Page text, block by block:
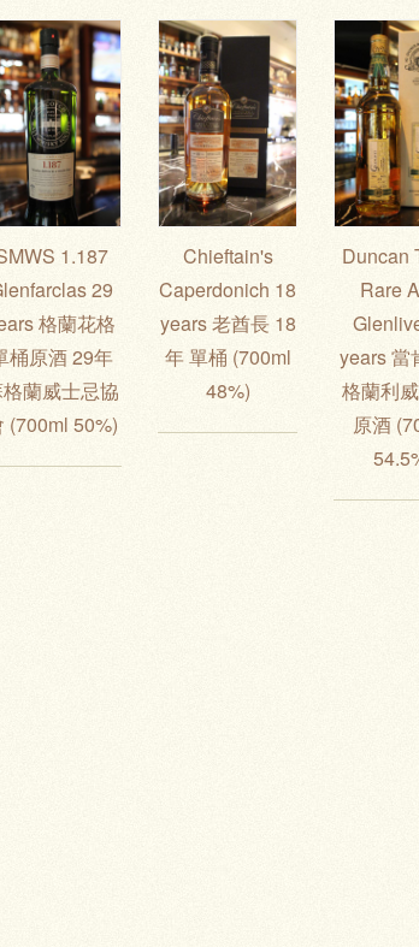
1.187
29
格蘭花格
桶原酒 29年
蘭威士忌協
(700ml 50%)
Chieftain's
Caperdonich 18
years 老酋長 18
年 單桶 (700ml
48%)
Duncan
Rare
years 當
格蘭利
原酒